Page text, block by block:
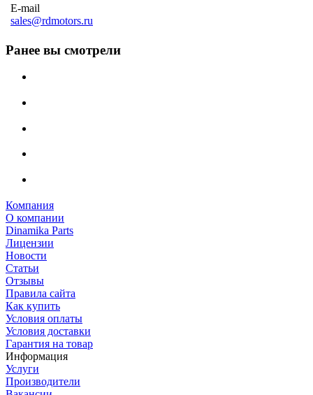
E-mail
sales@rdmotors.ru
Ранее вы смотрели
Компания
О компании
Dinamika Parts
Лицензии
Новости
Статьи
Отзывы
Правила сайта
Как купить
Условия оплаты
Условия доставки
Гарантия на товар
Информация
Услуги
Производители